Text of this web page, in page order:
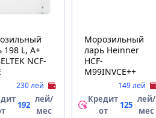
198 L, A+
NCF-
230 лей
192
лей/
мес
Морозильный
ларь Heinner
HCF-
M99INVCE++
149 лей
Кредит
от
125
лей/
мес